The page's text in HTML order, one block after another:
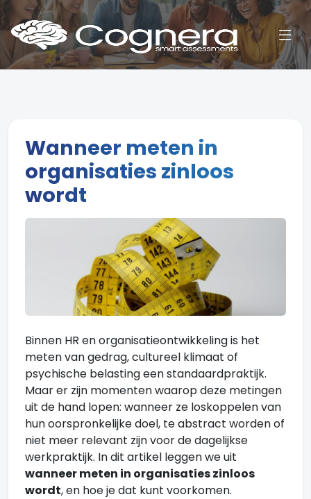
Wanneer meten in
organisaties zinloos
wordt
Binnen HR en organisatieontwikkeling is het
meten van gedrag, cultureel klimaat of
psychische belasting een standaardpraktijk.
Maar er zijn momenten waarop deze metingen
uit de hand lopen: wanneer ze loskoppelen van
hun oorspronkelijke doel, te abstract worden of
niet meer relevant zijn voor de dagelijkse
werkpraktijk. In dit artikel leggen we uit
wanneer meten in organisaties zinloos
wordt, en hoe je dat kunt voorkomen.